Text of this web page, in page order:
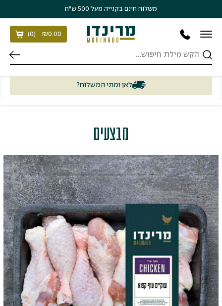
משלוח חינם בקנייה מעל 500 ש״ח
חיפוש
₪0.00
(
0
)
לאן ומתי המשלוח?
מבצעים